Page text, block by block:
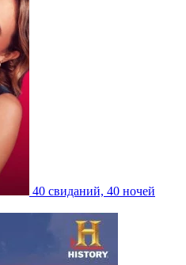
40 свиданий, 40 ночей